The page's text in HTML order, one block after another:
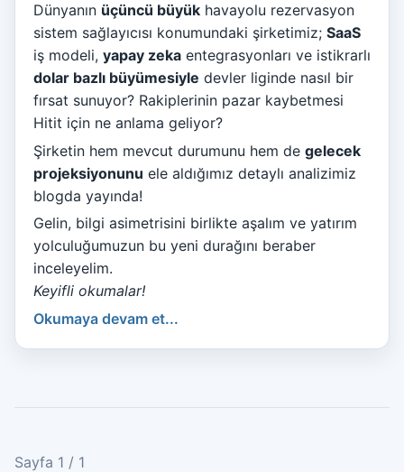
Dünyanın üçüncü büyük havayolu rezervasyon
sistem sağlayıcısı konumundaki şirketimiz; SaaS
iş modeli, yapay zeka entegrasyonları ve istikrarlı
dolar bazlı büyümesiyle devler liginde nasıl bir
fırsat sunuyor? Rakiplerinin pazar kaybetmesi
Hitit için ne anlama geliyor?
Şirketin hem mevcut durumunu hem de gelecek
projeksiyonunu ele aldığımız detaylı analizimiz
blogda yayında!
Gelin, bilgi asimetrisini birlikte aşalım ve yatırım
yolculuğumuzun bu yeni durağını beraber
inceleyelim.
Keyifli okumalar!
Okumaya devam et...
Sayfa 1 / 1